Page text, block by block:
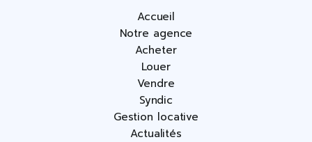
Accueil
Notre agence
Acheter
Louer
Vendre
Syndic
Gestion locative
Actualités